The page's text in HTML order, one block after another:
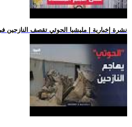
.. نشرة إخبارية | مليشيا الحوثي تقصف النازحين